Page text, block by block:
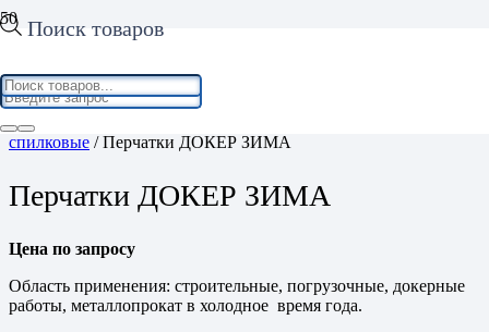
Поиск товаров
Home
спилковые / Перчатки ДОКЕР ЗИМА
Перчатки ДОКЕР ЗИМА
Цена по запросу
Область применения: строительные, погрузочные, докерные
работы, металлопрокат в холодное время года.